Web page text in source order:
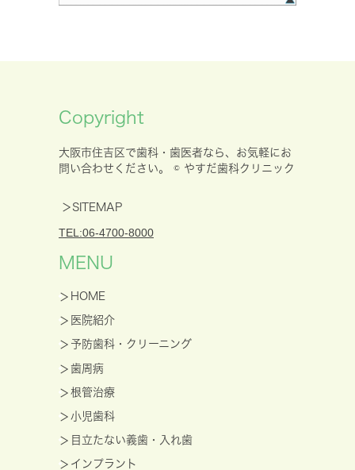
Copyright
大阪市住吉区で歯科・歯医者なら、お気軽にお
問い合わせください。 © やすだ歯科クリニック
＞SITEMAP
TEL:06-4700-8000
MENU
HOME
医院紹介
予防歯科・クリーニング
歯周病
根管治療
小児歯科
目立たない義歯・入れ歯
インプラント